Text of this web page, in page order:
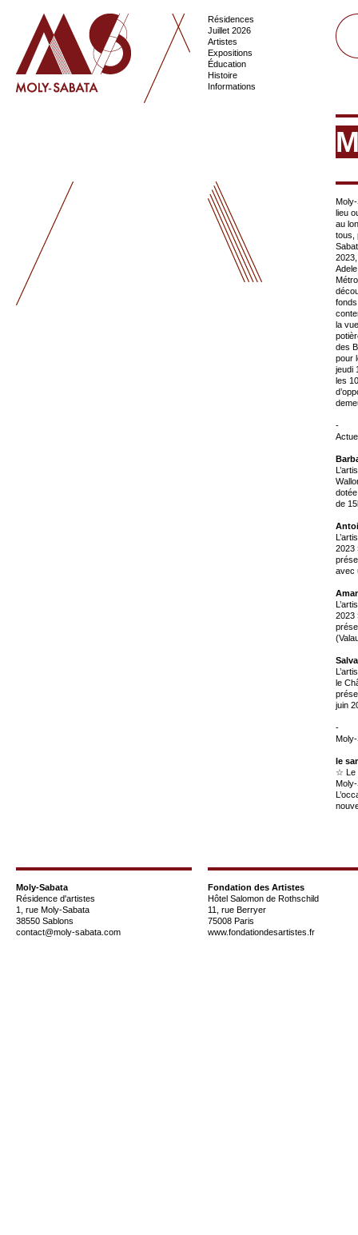
Résidences
Juillet 2026
Artistes
Expositions
Éducation
Histoire
Informations
lieu
au
tous,
la
des
pour
jeudi
les
-
de
2023
avec
2023
le
juin
-
le
☆ Le
Moly-Sabata
Résidence d'artistes
1, rue Moly-Sabata
38550 Sablons
contact@moly-sabata.com
Fondation des Artistes
Hôtel Salomon de Rothschild
11, rue Berryer
75008 Paris
www.fondationdesartistes.fr